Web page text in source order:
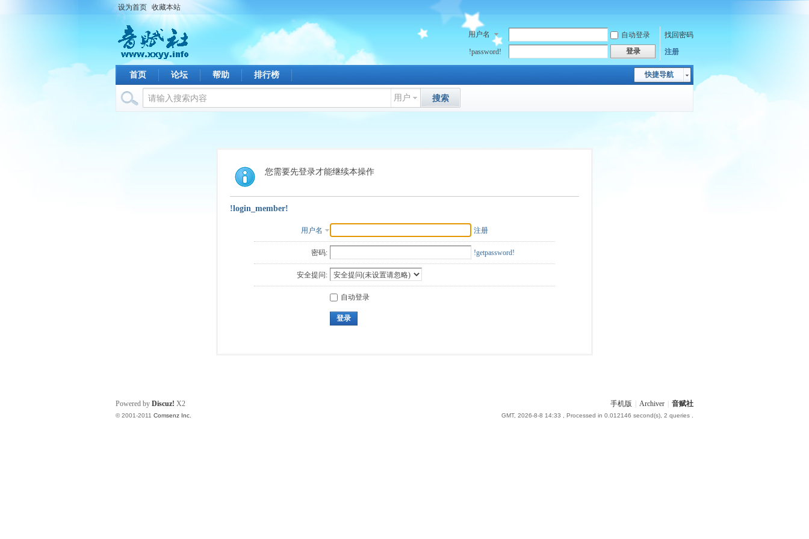
设为首页 收藏本站
用户名 自动登录
找回密码
!password!
登录 注册
快捷导航
首页 论坛 帮助 排行榜
用户 搜索
您需要先登录才能继续本操作
!login_member!
用户名 注册
密码: !getpassword!
安全提问:
自动登录
登录
手机版 Archiver 音赋社
GMT, 2026-8-8 14:33 , Processed in 0.012146 second(s), 2 queries .
Powered by Discuz! X2
© 2001-2011 Comsenz Inc.